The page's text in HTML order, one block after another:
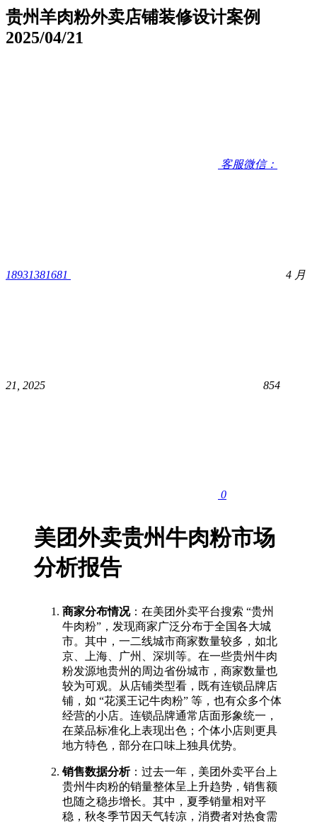
贵州羊肉粉外卖店铺装修设计案例
2025/04/21
客服微信：
18931381681 4 月
21, 2025 854
0
美团外卖贵州牛肉粉市场
分析报告
商家分布情况：在美团外卖平台搜索 “贵州
牛肉粉”，发现商家广泛分布于全国各大城
市。其中，一二线城市商家数量较多，如北
京、上海、广州、深圳等。在一些贵州牛肉
粉发源地贵州的周边省份城市，商家数量也
较为可观。从店铺类型看，既有连锁品牌店
铺，如 “花溪王记牛肉粉” 等，也有众多个体
经营的小店。连锁品牌通常店面形象统一，
在菜品标准化上表现出色；个体小店则更具
地方特色，部分在口味上独具优势。​
销售数据分析：过去一年，美团外卖平台上
贵州牛肉粉的销量整体呈上升趋势，销售额
也随之稳步增长。其中，夏季销量相对平
稳，秋冬季节因天气转凉，消费者对热食需